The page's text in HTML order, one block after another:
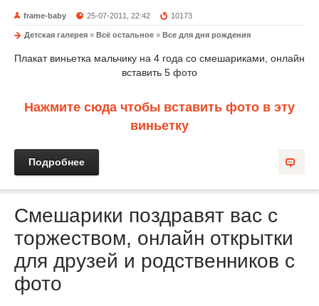
frame-baby 25-07-2011, 22:42 10173
Детская галерея » Всё остальное » Все для дня рождения
Плакат виньетка мальчику на 4 года со смешариками, онлайн
вставить 5 фото
Нажмите сюда чтобы вставить фото в эту
виньетку
Подробнее
Смешарики поздравят вас с
торжеством, онлайн открытки
для друзей и родственников с
фото